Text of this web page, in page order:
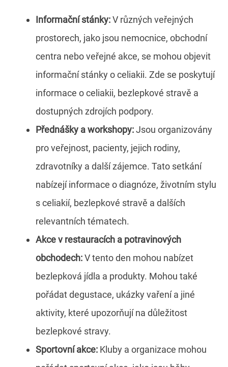
Informační stánky:V různých veřejných
prostorech, jako jsou nemocnice, obchodní
centra nebo veřejné akce, se mohou objevit
informační stánky o celiakii. Zde se poskytují
informace o celiakii, bezlepkové stravě a
dostupných zdrojích podpory.
Přednášky a workshopy:Jsou organizovány
pro veřejnost, pacienty, jejich rodiny,
zdravotníky a další zájemce. Tato setkání
nabízejí informace o diagnóze, životním stylu
s celiakií, bezlepkové stravě a dalších
relevantních tématech.
Akce v restauracích a potravinových
obchodech:V tento den mohou nabízet
bezlepková jídla a produkty. Mohou také
pořádat degustace, ukázky vaření a jiné
aktivity, které upozorňují na důležitost
bezlepkové stravy.
Sportovní akce: Kluby a organizace mohou